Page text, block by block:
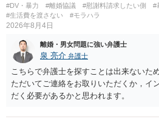
#DV・暴力 #離婚協議 #慰謝料請求したい側
#
#生活費を渡さない
#モラハラ
2026年8月4日
離婚・男女問題に強い弁護士
泉 亮介 弁護士
こちらで弁護士を探すことは出来ないた
ただいてご連絡をお取りいただくか，イ
だく必要があるかと思われます。